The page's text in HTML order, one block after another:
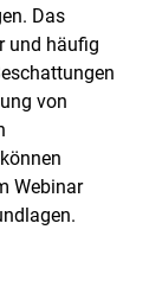
Das
und häufig
von
Webinar